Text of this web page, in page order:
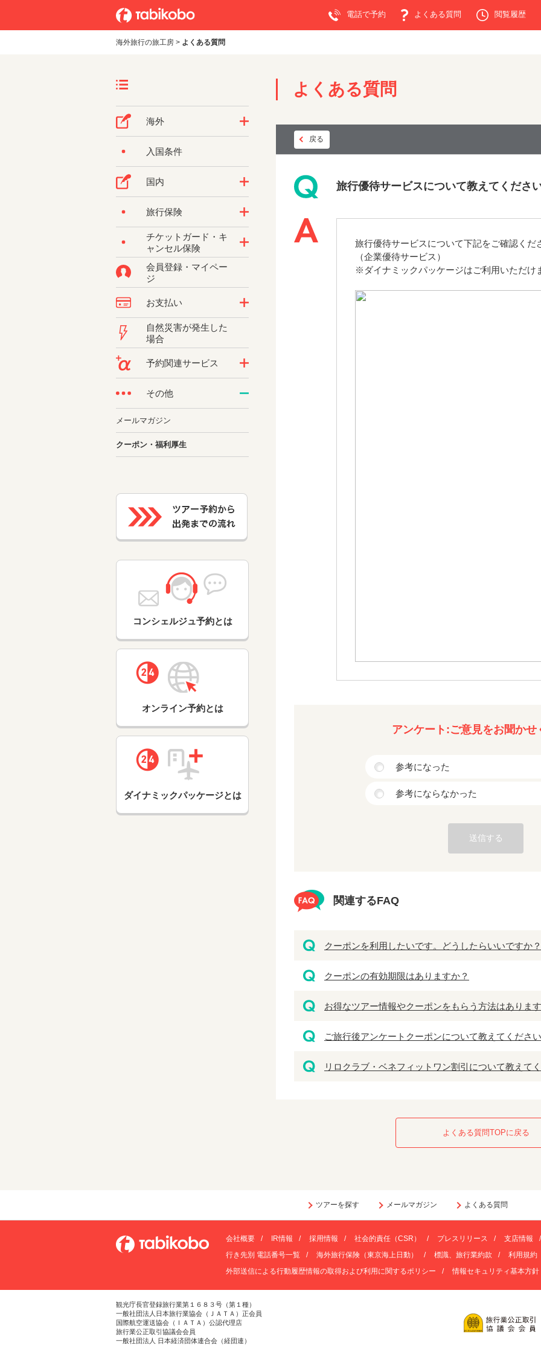
電話で予約 よくある質問 閲覧履歴
海外旅行の旅工房 > よくある質問
海外
入国条件
国内
旅行保険
チケットガード・キ
ャンセル保険
会員登録・マイペー
ジ
お支払い
自然災害が発生した
場合
予約関連サービス
その他
メールマガジン
クーポン・福利厚生
コンシェルジュ予約とは
オンライン予約とは
ダイナミックパッケージとは
よくある質問
戻る
旅行優待サービスについて教えてくださ
旅行優待サービスについて下記をご確認くだ
（企業優待サービス）
※ダイナミックパッケージはご利用いただけ
アンケート:ご意見をお聞かせ
参考になった
参考にならなかった
関連するFAQ
クーポンを利用したいです。どうしたらいいですか？
クーポンの有効期限はありますか？
お得なツアー情報やクーポンをもらう方法はありま
ご旅行後アンケートクーポンについて教えてくださ
リロクラブ・ベネフィットワン割引について教えて
よくある質問TOPに戻る
ツアーを探す メールマガジン よくある質問
会社概要 IR情報 採用情報 社会的責任（CSR） プレスリリース
支店情報
行き先別 電話番号一覧
海外旅行保険（東京海上日動） 標識、旅行業約款
利用規約
外部送信による行動履歴情報の取得および利用に関するポリシー
情報セキュリティ基本方針
観光庁長官登録旅行業第１６８３号（第１種）
一般社団法人日本旅行業協会（ＪＡＴＡ）正会員
国際航空運送協会（ＩＡＴＡ）公認代理店
旅行業公正取引協議会会員
一般社団法人 日本経済団体連合会（経団連）